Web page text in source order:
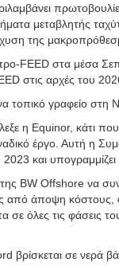
μεταβλητής
της
FEED στα μέσα
στις αρχές του
τοπικό γραφείο στη
η Equinor, κάτι
έργο. Αυτή η
και
BW Offshore να
από άποψη κόστους,
σε όλες τις
βρίσκεται σε νερά